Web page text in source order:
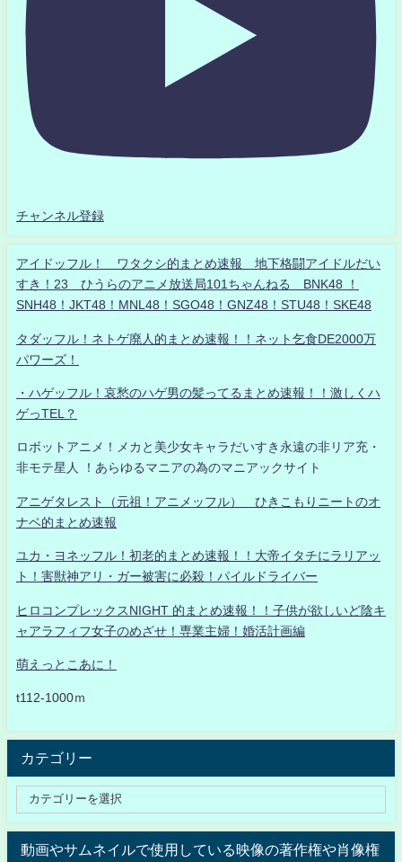
チャンネル登録
アイドッフル！ ワタクシ的まとめ速報 地下格闘アイドルだい
すき！23 ひうらのアニメ放送局101ちゃんねる BNK48 ！
SNH48！JKT48！MNL48！SGO48！GNZ48！STU48！SKE48
タダッフル！ネトゲ廃人的まとめ速報！！ネット乞食DE2000万
パワーズ！
・ハゲッフル！哀愁のハゲ男の髪ってるまとめ速報！！激しくハ
ゲっTEL？
ロボットアニメ！メカと美少女キャラだいすき永遠の非リア充・
非モテ星人 ！あらゆるマニアの為のマニアックサイト
アニゲタレスト（元祖！アニメッフル） ひきこもりニートのオ
ナベ的まとめ速報
ユカ・ヨネッフル！初老的まとめ速報！！大帝イタチにラリアッ
ト！害獣神アリ・ガー被害に必殺！パイルドライバー
ヒロコンプレックスNIGHT 的まとめ速報！！子供が欲しいど陰キ
ャアラフィフ女子のめざせ！専業主婦！婚活計画編
萌えっとこあに！
t112-1000ｍ
カテゴリー
動画やサムネイルで使用している映像の著作権や肖像権